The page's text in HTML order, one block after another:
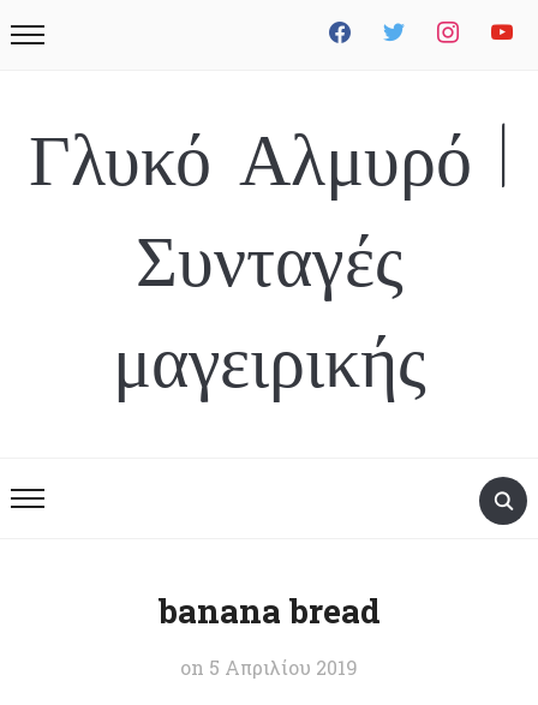
facebook twitter instagramyoutube
Γλυκό Αλμυρό |
Συνταγές
μαγειρικής
banana bread
on 5 Απριλίου 2019